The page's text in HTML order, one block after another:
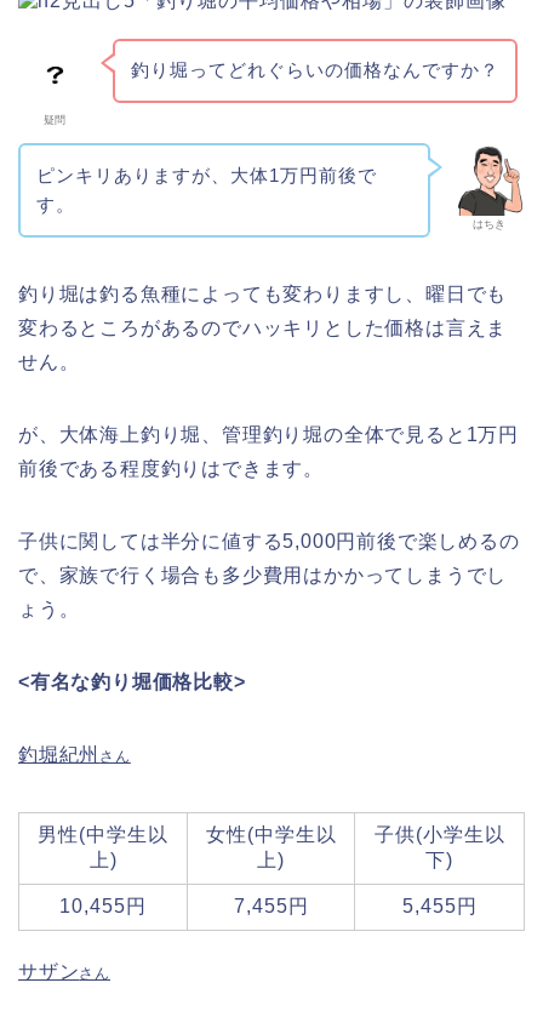
疑問
釣り堀ってどれぐらいの価格なんですか？
はちき
ピンキリありますが、大体1万円前後で
す。
釣り堀は釣る魚種によっても変わりますし、曜日でも
変わるところがあるのでハッキリとした価格は言えま
せん。
が、大体海上釣り堀、管理釣り堀の全体で見ると1万円
前後である程度釣りはできます。
子供に関しては半分に値する5,000円前後で楽しめるの
で、家族で行く場合も多少費用はかかってしまうでし
ょう。
<有名な釣り堀価格比較>
釣堀紀州 さん
男性(中学生以
上)
女性(中学生以
上)
子供(小学生以
下)
10,455円 7,455円 5,455円
サザンさん